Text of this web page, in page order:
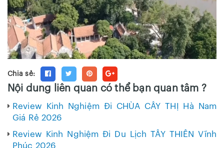
Chia sẻ:
Nội dung liên quan có thể bạn quan tâm ?
Review Kinh Nghiệm Đi CHÙA CÂY THỊ Hà Nam
Giá Rẻ 2026
Review Kinh Nghiệm Đi Du Lịch TÂY THIÊN Vĩnh
Phúc 2026